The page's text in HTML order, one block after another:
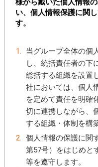
様から戴いた個人情報
い、個人情報保護に関
す。
当グループ全体の個
し、統括責任者の下
総括する組織を設置
社においては、個人
を定めて責任を明確
切に連携しながら、
する組織・体制を構
個人情報の保護に関
第57号）をはじめと
等を遵守します。